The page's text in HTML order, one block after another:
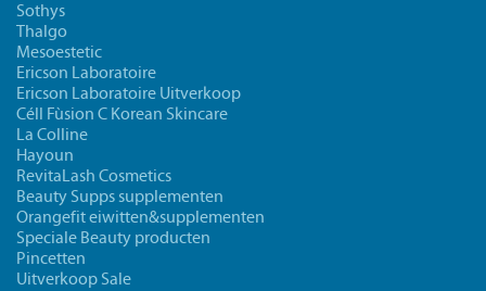
Sothys
Thalgo
Mesoestetic
Ericson Laboratoire
Ericson Laboratoire Uitverkoop
Céll Fùsion C Korean Skincare
La Colline
Hayoun
RevitaLash Cosmetics
Beauty Supps supplementen
Orangefit eiwitten&supplementen
Speciale Beauty producten
Pincetten
Uitverkoop Sale